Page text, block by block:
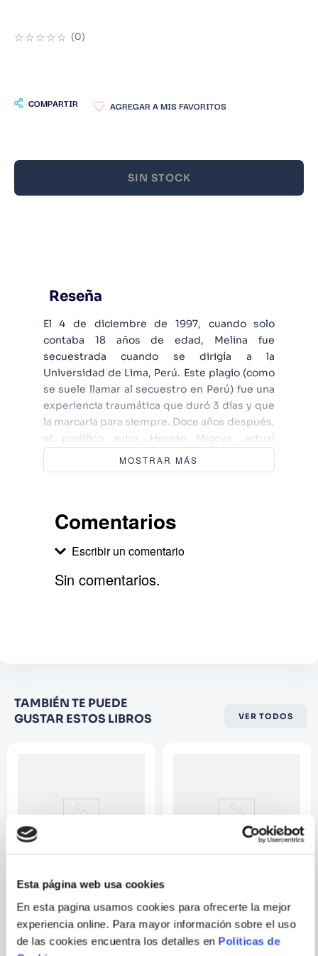
Esta página web usa cookies
En esta pagina usamos cookies para ofrecerte la mejor
experiencia online. Para mayor información sobre el uso
de las cookies encuentra los detalles en Politicas de
☆☆☆☆☆ (0)
COMPARTIR
SIN STOCK
Reseña
El 4 de diciembre de 1997, cuando solo
contaba 18 años de edad, Melina fue
secuestrada cuando se dirigía a la
Universidad de Lima, Perú. Este plagio (como
se suele llamar al secuestro en Perú) fue una
experiencia traumática que duró 3 días y que
la marcaría para siempre. Doce años después,
el prolífico autor Hernán Migoya, actual
marido de Melina, decidió reconstruir los
hechos a partir de los testimonios de los
los interrogatorios. Una labor de cerca de tres
ha dado como fruto una impresionante novela
MOSTRAR MÁS
Comentarios
Escribir un comentario
Califique el producto de 1 a 5
estrellas
Correo electrónico
Sin comentarios.
TAMBIÉN TE PUEDE
GUSTAR ESTOS LIBROS
VER TODOS
MARIO MENDOZA
EL ROBO
ALECOS PAPADATOS;
ABRAHAM KAWA
DEMOCRACIA
10. Infantil